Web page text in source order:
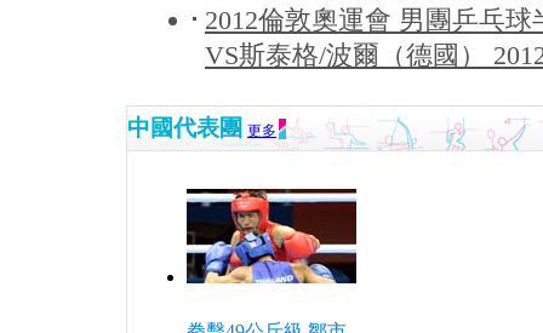
2012倫敦奧運會 男團乒乓
VS斯泰格/波爾（德國）
中國代表團 更多